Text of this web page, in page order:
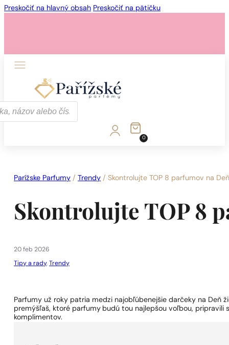
Preskočiť na hlavný obsah Preskočiť na pätičku
1 - 3 ks.
0
Parížske Parfumy / Trendy /Skontrolujte TOP 8 parfumov na
Skontrolujte TOP 8
20 feb 2026
Tipy a rady, Trendy
Parfumy už roky patria medzi najobľúbenejšie darčeky na Deň
premýšľaš, ktoré parfumy budú tou najlepšou voľbou, pripravili
komplimentov.